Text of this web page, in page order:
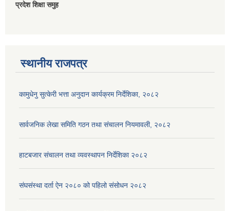
प्रदेश शिक्षा समुह
स्थानीय राजपत्र
कामुधेनु सुत्केरी भत्ता अनुदान कार्यक्रम निर्देशिका, २०८२
सार्वजनिक लेखा समिति गठन तथा संचालन नियमावली, २०८२
हाटबजार संचालन तथा व्यवस्थापन निर्देशिका २०८२
संघसंस्था दर्ता ऐन २०८० को पहिलो संसोधन २०८२